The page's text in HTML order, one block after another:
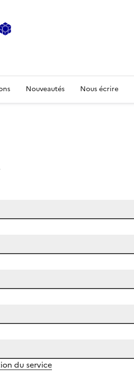
Nouveautés Nous écrire
du service